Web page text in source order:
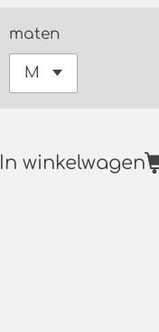
maten
In winkelwagen